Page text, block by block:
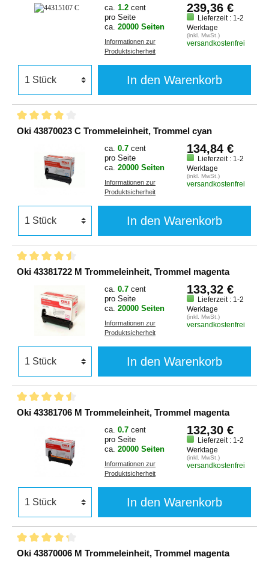
ca. 1.2 cent
pro Seite
ca. 20000 Seiten
Informationen zur
Produktsicherheit
239,36 €
Lieferzeit : 1-2
Werktage
(inkl. MwSt.)
versandkostenfrei
In den Warenkorb
Oki 43870023 C Trommeleinheit, Trommel cyan
ca. 0.7 cent
pro Seite
ca. 20000 Seiten
Informationen zur
Produktsicherheit
134,84 €
Lieferzeit : 1-2
Werktage
(inkl. MwSt.)
versandkostenfrei
In den Warenkorb
Oki 43381722 M Trommeleinheit, Trommel magenta
ca. 0.7 cent
pro Seite
ca. 20000 Seiten
Informationen zur
Produktsicherheit
133,32 €
Lieferzeit : 1-2
Werktage
(inkl. MwSt.)
versandkostenfrei
In den Warenkorb
Oki 43381706 M Trommeleinheit, Trommel magenta
ca. 0.7 cent
pro Seite
ca. 20000 Seiten
Informationen zur
Produktsicherheit
132,30 €
Lieferzeit : 1-2
Werktage
(inkl. MwSt.)
versandkostenfrei
In den Warenkorb
Oki 43870006 M Trommeleinheit, Trommel magenta